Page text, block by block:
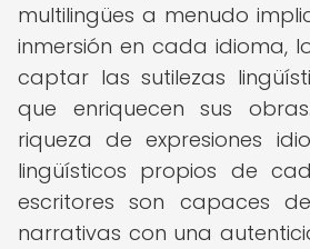
multilingües a menudo
inmersión en cada idioma,
captar las sutilezas
que enriquecen sus
riqueza de expresiones
lingüísticos propios de
escritores son capaces
narrativas con una